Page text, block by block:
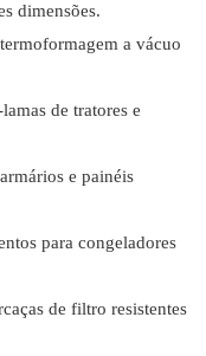
dimensões.
a vácuo
de tratores e
e painéis
para congeladores
de filtro resistentes